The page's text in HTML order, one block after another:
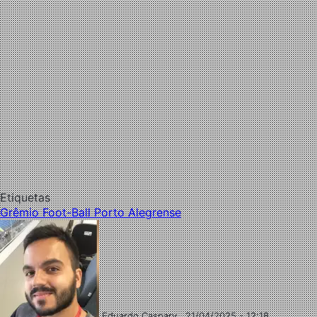
Etiquetas
Grêmio Foot-Ball Porto Alegrense